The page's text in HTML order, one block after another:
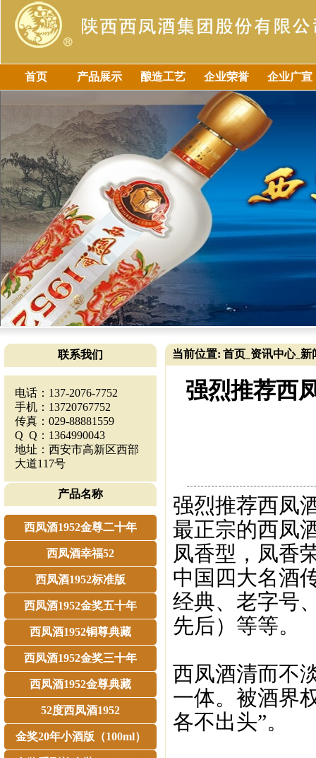
首页 产品展示 酿造工艺 企业荣誉 企业广宣
联系我们
电话：137-2076-7752
手机：13720767752
传真：029-88881559
Q Q：1364990043
地址：西安市高新区西部
大道117号
产品名称
西凤酒1952金尊二十年
西凤酒幸福52
西凤酒1952标准版
西凤酒1952金奖五十年
西凤酒1952铜尊典藏
西凤酒1952金奖三十年
西凤酒1952金尊典藏
52度西凤酒1952
金奖20年小酒版（100ml）
当前位置: 首页 资讯中心_ 新
强烈推荐西
强烈推荐西凤
最正宗的西凤
凤香型，凤香
中国四大名酒
经典、老字号
先后）等等。
西凤酒清而不
一体。被酒界
各不出头”。